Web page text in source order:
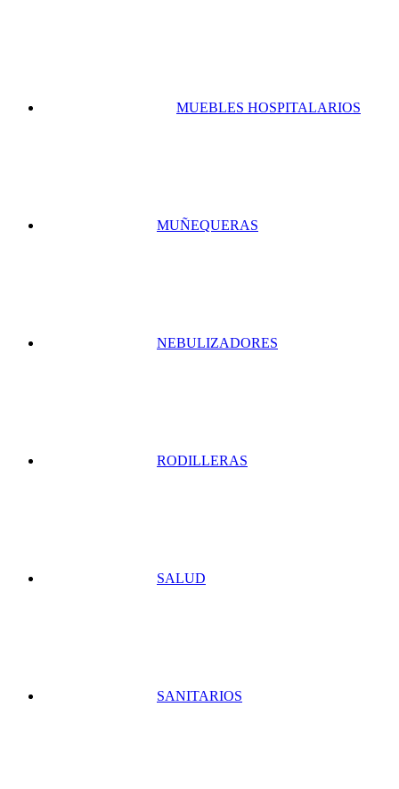
MUEBLES HOSPITALARIOS
MUÑEQUERAS
NEBULIZADORES
RODILLERAS
SALUD
SANITARIOS